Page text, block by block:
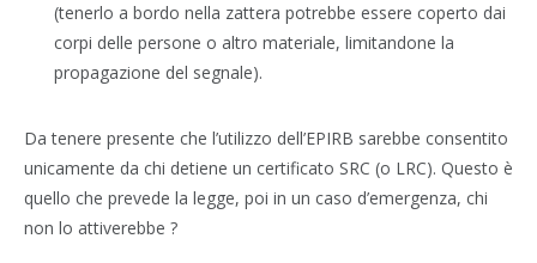
(tenerlo a bordo nella zattera potrebbe essere coperto dai
corpi delle persone o altro materiale, limitandone la
propagazione del segnale).
Da tenere presente che l’utilizzo dell’EPIRB sarebbe consentito
unicamente da chi detiene un certificato SRC (o LRC). Questo è
quello che prevede la legge, poi in un caso d’emergenza, chi
non lo attiverebbe ?